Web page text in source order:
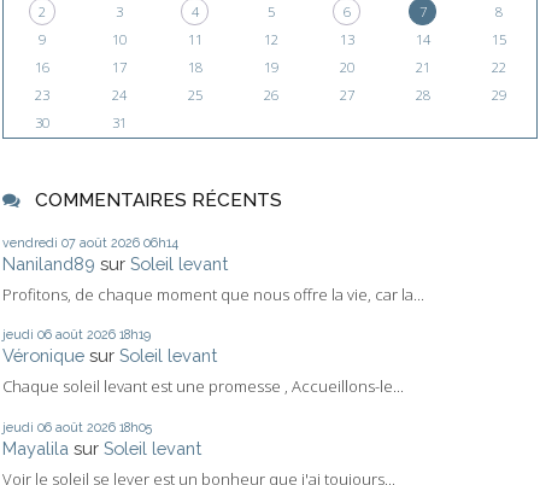
2
3 4 5 6 7
8
9
10 11 12 13 14
15
16
17 18 19 20 21
22
23
24 25 26 27 28
29
30
31
COMMENTAIRES RÉCENTS
vendredi 07 août 2026 06h14
Naniland89 sur Soleil levant
Profitons, de chaque moment que nous offre la vie, car la...
jeudi 06 août 2026 18h19
Véronique sur Soleil levant
Chaque soleil levant est une promesse , Accueillons-le...
jeudi 06 août 2026 18h05
Mayalila sur Soleil levant
Voir le soleil se lever est un bonheur que j'ai toujours...